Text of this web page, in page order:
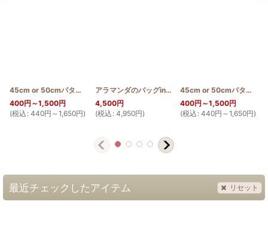
45cm or 50cmパターン(サンゴ) [PATTERN_T50_CORAL ]
400円 ～1,500円
(税込 : 440円 ～1,650円)
アラマンダのバッグinバッグ [HQBIB_ALA]
4,500円
(税込 : 4,950円)
45cm or 50cmパターン(テッポウユリ)
400円 ～1,500円
(税込 : 440円 ～1,650円)
最近チェックしたアイテム リセット